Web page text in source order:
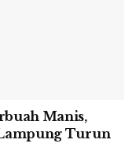
Manis,
Turun